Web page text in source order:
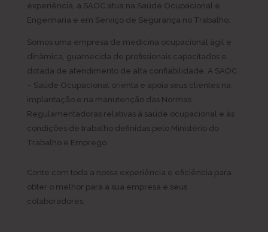
experiência, a SAOC atua na Saúde Ocupacional e
Engenharia e em Serviço de Segurança no Trabalho.
Somos uma empresa de medicina ocupacional ágil e
dinâmica, guarnecida de profissionais capacitados e
dotada de atendimento de alta confiabilidade. A SAOC
– Saúde Ocupacional orienta e apoia seus clientes na
implantação e na manutenção das Normas
Regulamentadoras relativas à saúde ocupacional e às
condições de trabalho definidas pelo Ministério do
Trabalho e Emprego.
Conte com toda a nossa experiência e eficiência para
obter o melhor para a sua empresa e seus
colaboradores.